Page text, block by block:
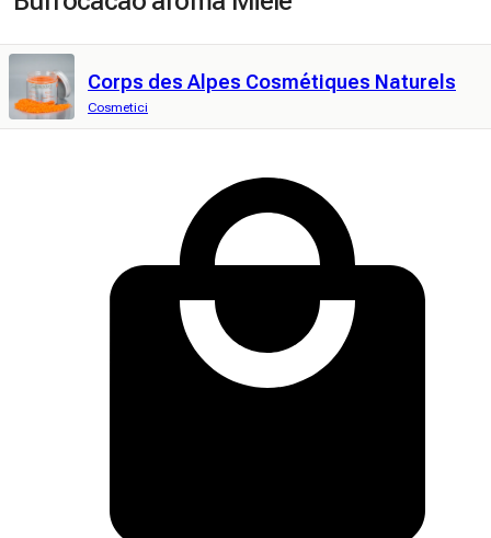
Corps des Alpes Cosmétiques Naturels
Cosmetici